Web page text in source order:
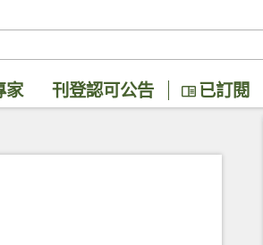
家 刊登認可公告 已訂閱